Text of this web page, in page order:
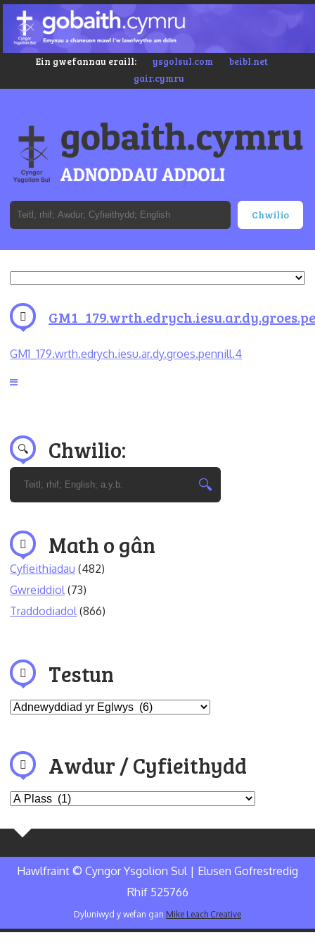
Ein gwefannau eraill: ysgolsul.com
beibl.net
gair.cymru
GM1_179.wrth.edrych.iesu.ar.dy.groes.pennill.4
Chwilio:
Math o gân
Cyfieithiadau (482)
Gwreiddiol (73)
Traddodiadol (866)
Testun
Awdur / Cyfieithydd
Hawlfraint © Cyngor Ysgolion Sul | Elusen Gofrestredig
Rhif 525766
Dyluniwyd y wefan gan Mike Leach Creative